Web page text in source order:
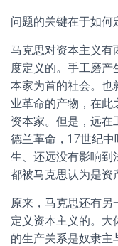
问题的关键在于如何
马克思对资本主义有
度定义的。手工磨产
本家为首的社会。也
业革命的产物，在
资本家。但是，远
德兰革命，17世纪
生、还远没有影响到
都被马克思认为是资
原来，马克思还有
定义资本主义的。大
的生产关系是奴隶主